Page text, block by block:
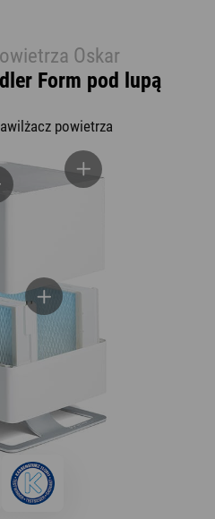
Oskar
Form pod lupą
powietrza